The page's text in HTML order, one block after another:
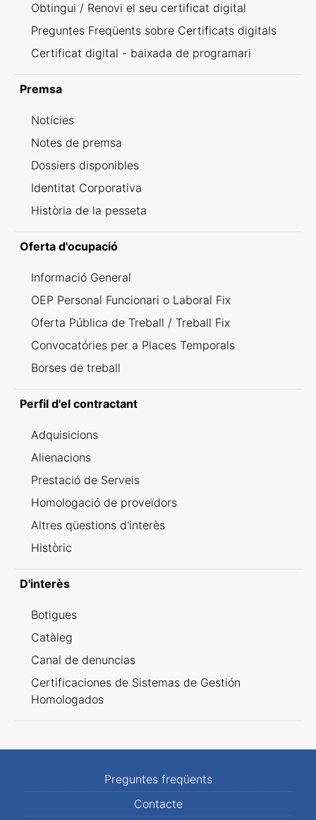
Obtingui / Renovi el seu certificat digital
Preguntes Freqüents sobre Certificats digitals
Certificat digital - baixada de programari
Premsa
Notícies
Notes de premsa
Dossiers disponibles
Identitat Corporativa
Història de la pesseta
Oferta d'ocupació
Informació General
OEP Personal Funcionari o Laboral Fix
Oferta Pública de Treball / Treball Fix
Convocatóries per a Places Temporals
Borses de treball
Perfil d'el contractant
Adquisicions
Alienacions
Prestació de Serveis
Homologació de proveïdors
Altres qüestions d'interès
Històric
D'interès
Botigues
Catàleg
Canal de denuncias
Certificaciones de Sistemas de Gestión
Homologados
Preguntes freqüents
Contacte